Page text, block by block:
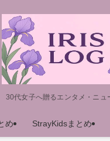
30代女子へ贈るエンタメ・ニュ
め StrayKidsまとめ